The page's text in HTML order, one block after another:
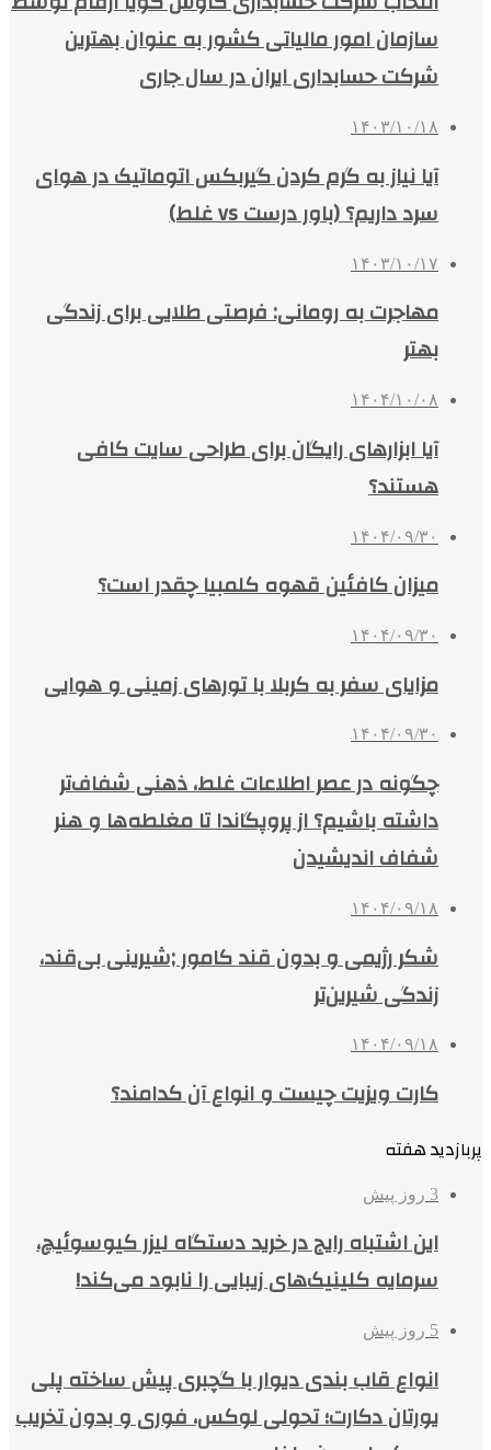
سازمان امور مالیاتی کشور به عنوان بهترین
شرکت حسابداری ایران در سال جاری
۱۴۰۳/۱۰/۱۸
آیا نیاز به گرم کردن گیربکس اتوماتیک در هوای
سرد داریم؟ (باور درست vs غلط)
۱۴۰۳/۱۰/۱۷
مهاجرت به رومانی: فرصتی طلایی برای زندگی
بهتر
۱۴۰۴/۱۰/۰۸
آیا ابزارهای رایگان برای طراحی سایت کافی
هستند؟
۱۴۰۴/۰۹/۳۰
میزان کافئین قهوه کلمبیا چقدر است؟
۱۴۰۴/۰۹/۳۰
مزایای سفر به کربلا با تورهای زمینی و هوایی
۱۴۰۴/۰۹/۳۰
چگونه در عصر اطلاعات غلط، ذهنی شفاف‌تر
داشته باشیم؟ از پروپگاندا تا مغلطه‌ها و هنر
شفاف اندیشیدن
۱۴۰۴/۰۹/۱۸
شکر رژیمی و بدون قند کامور ;شیرینی بی‌قند،
زندگی شیرین‌تر
۱۴۰۴/۰۹/۱۸
کارت ویزیت چیست و انواع آن کدامند؟
پربازدید هفته
3 روز پیش
این اشتباه رایج در خرید دستگاه لیزر کیوسوئیچ،
سرمایه کلینیک‌های زیبایی را نابود می‌کند!
5 روز پیش
انواع قاب بندی دیوار با گچبری پیش ساخته پلی
یورتان دکارت؛ تحولی لوکس، فوری و بدون تخریب